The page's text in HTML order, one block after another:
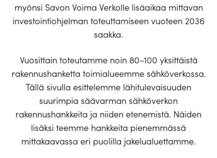
myönsi Savon Voima Verkolle lisäaikaa mittavan
investointiohjelman toteuttamiseen vuoteen 2036
saakka.
Vuosittain toteutamme noin 80–100 yksittäistä
rakennushanketta toimialueemme sähköverkossa.
Tällä sivulla esittelemme lähitulevaisuuden
suurimpia säävarman sähköverkon
rakennushankkeita ja niiden etenemistä. Näiden
lisäksi teemme hankkeita pienemmässä
mittakaavassa eri puolilla jakelualuettamme.